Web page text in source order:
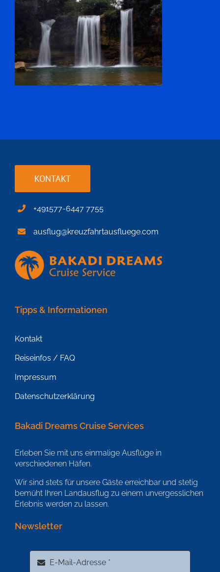
KONTAKT
+491577-6447 7755
ausflug@kreuzfahrtausfluege.com
Tipps & Informationen
Kontakt
Reiseinfos / FAQ
Impressum
Datenschutzerklärung
Bakadi Dreams Cruise Services
Erleben Sie mit uns einmalige Ausflüge in
verschiedenen Häfen.
Wir sind stets für unsere Gäste erreichbar und stetig
bemüht Ihren Landausflug zu einem unvergesslichen
Erlebnis werden zu lassen.
Newsletter